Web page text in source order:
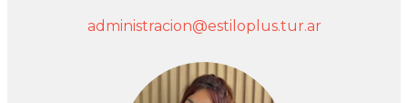
administracion@estiloplus.tur.ar